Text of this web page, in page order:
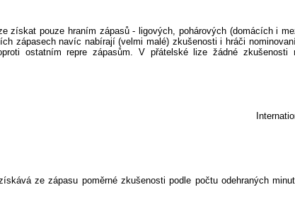
získat pouze hraním zápasů - ligových, pohárových (domácích i
zápasech navíc nabírají (velmi malé) zkušenosti i hráči
ostatním repre zápasům. V přátelské lize žádné
ze zápasu poměrné zkušenosti podle počtu odehraných